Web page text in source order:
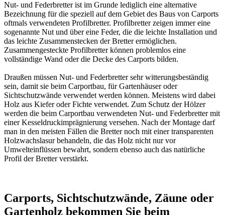
Nut- und Federbretter ist im Grunde lediglich eine alternative
Bezeichnung für die speziell auf dem Gebiet des Baus von Carports
oftmals verwendeten Profilbretter. Profilbretter zeigen immer eine
sogenannte Nut und über eine Feder, die die leichte Installation und
das leichte Zusammenstecken der Bretter ermöglichen.
Zusammengesteckte Profilbretter können problemlos eine
vollständige Wand oder die Decke des Carports bilden.
Draußen müssen Nut- und Federbretter sehr witterungsbeständig
sein, damit sie beim Carportbau, für Gartenhäuser oder
Sichtschutzwände verwendet werden können. Meistens wird dabei
Holz aus Kiefer oder Fichte verwendet. Zum Schutz der Hölzer
werden die beim Carportbau verwendeten Nut- und Federbretter mit
einerKesseldruckimprägnierung versehen. Nach der Montage darf
man in den meisten Fällen die Bretter noch mit einer transparenten
Holzwachslasur behandeln, die das Holz nicht nur vor
Umwelteinflüssen bewahrt, sondern ebenso auch das natürliche
Profil der Bretter verstärkt.
Carports, Sichtschutzwände, Zäune oder
Gartenholz bekommen Sie beim